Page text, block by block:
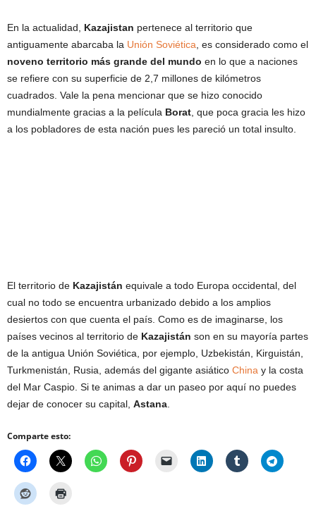
En la actualidad, Kazajistan pertenece al territorio que
antiguamente abarcaba la Unión Soviética , es considerado como el
noveno territorio más grande del mundo en lo que a naciones
se refiere con su superficie de 2,7 millones de kilómetros
cuadrados. Vale la pena mencionar que se hizo conocido
mundialmente gracias a la película Borat , que poca gracia les hizo
a los pobladores de esta nación pues les pareció un total insulto.
El territorio de Kazajistán equivale a todo Europa occidental, del
cual no todo se encuentra urbanizado debido a los amplios
desiertos con que cuenta el país. Como es de imaginarse, los
países vecinos al territorio de Kazajistán son en su mayoría partes
de la antigua Unión Soviética, por ejemplo, Uzbekistán, Kirguistán,
Turkmenistán, Rusia, además del gigante asiático China y la costa
del Mar Caspio. Si te animas a dar un paseo por aquí no puedes
dejar de conocer su capital, Astana
Comparte esto: